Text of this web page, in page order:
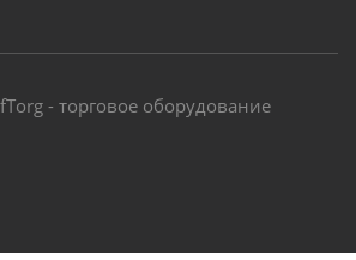
- торговое оборудование